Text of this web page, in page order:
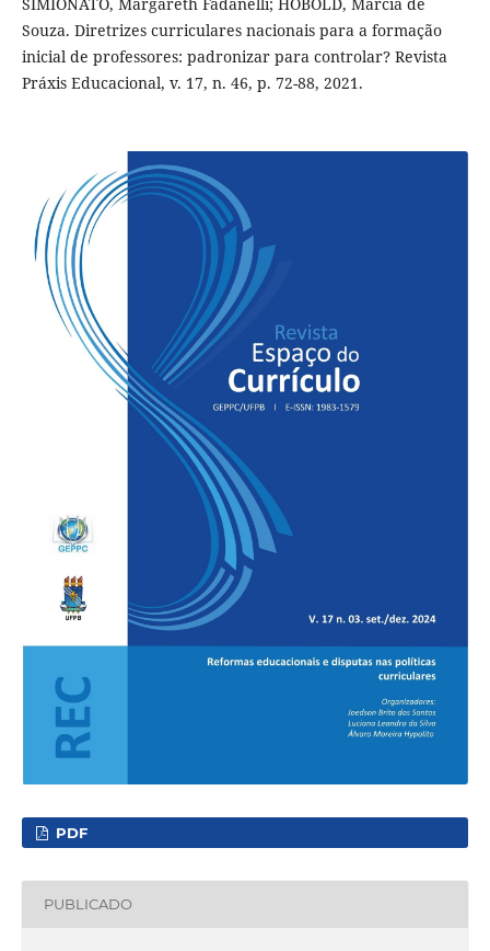
SIMIONATO, Margareth Fadanelli; HOBOLD, Márcia de
Souza. Diretrizes curriculares nacionais para a formação
inicial de professores: padronizar para controlar? Revista
Práxis Educacional, v. 17, n. 46, p. 72-88, 2021.
PDF
PUBLICADO